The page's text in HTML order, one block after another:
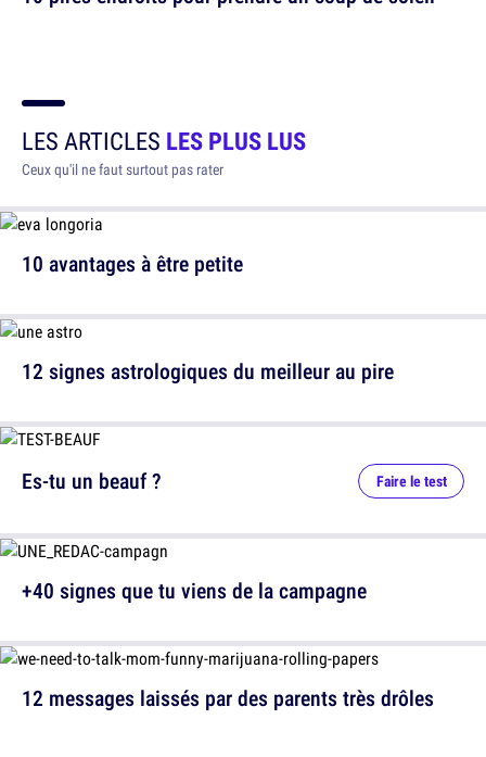
LES ARTICLES LES PLUS LUS
Ceux qu'il ne faut surtout pas rater
10 avantages à être petite
12 signes astrologiques du meilleur au pire
12 messages laissés par des parents très drôles
Es-tu un beauf ? Faire le test
+40 signes que tu viens de la campagne